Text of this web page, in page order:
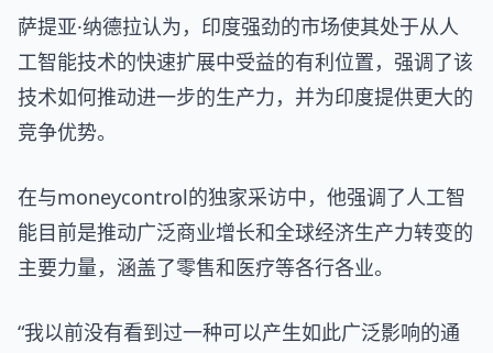
萨提亚·纳德拉认为，印度强劲的市场使其处于从人
工智能技术的快速扩展中受益的有利位置，强调了该
技术如何推动进一步的生产力，并为印度提供更大的
竞争优势。
在与moneycontrol的独家采访中，他强调了人工智
能目前是推动广泛商业增长和全球经济生产力转变的
主要力量，涵盖了零售和医疗等各行各业。
“我以前没有看到过一种可以产生如此广泛影响的通